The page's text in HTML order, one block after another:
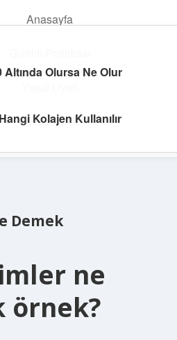
Anasayfa
Hakkımızda
keyifli bir macera!
Demek
ne
örnek?
Altında Olursa Ne Olur
Kolajen Kullanılır